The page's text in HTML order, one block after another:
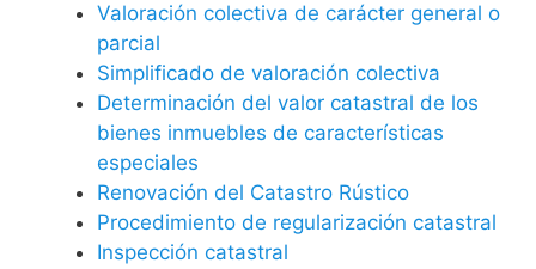
Valoración colectiva de carácter general o
parcial
Simplificado de valoración colectiva
Determinación del valor catastral de los
bienes inmuebles de características
especiales
Renovación del Catastro Rústico
Procedimiento de regularización catastral
Inspección catastral